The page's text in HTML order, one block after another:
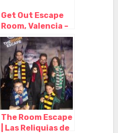
Get Out Escape
Room, Valencia –
Valencia
The Room Escape
| Las Reliquias de